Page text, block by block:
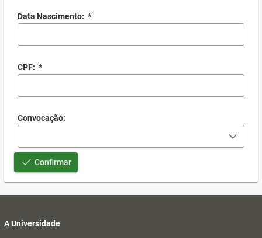
Data Nascimento: *
CPF: *
Convocação:
Confirmar
A Universidade